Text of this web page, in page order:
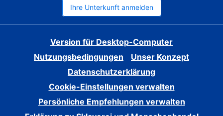
Ihre Unterkunft anmelden
Version für Desktop-Computer
Nutzungsbedingungen
Unser Konzept
Datenschutzerklärung
Cookie-Einstellungen verwalten
Persönliche Empfehlungen verwalten